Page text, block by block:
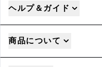
ヘルプ＆ガイド
商品について